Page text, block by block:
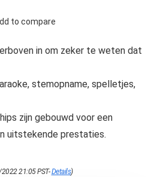
to compare
in om zeker te weten dat
stemopname, spelletjes,
zijn gebouwd voor een
uitstekende prestaties.
21:05 PST-Details)